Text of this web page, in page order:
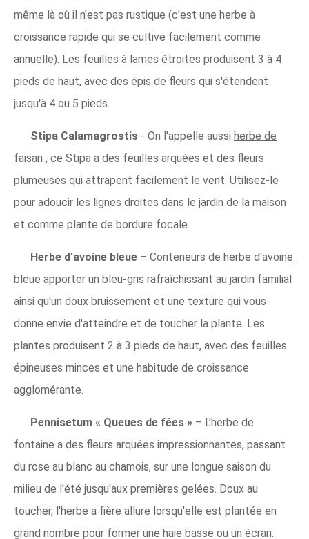
même là où il n'est pas rustique (c'est une herbe à
croissance rapide qui se cultive facilement comme
annuelle). Les feuilles à lames étroites produisent 3 à 4
pieds de haut, avec des épis de fleurs qui s'étendent
jusqu'à 4 ou 5 pieds.
Stipa Calamagrostis - On l'appelle aussi herbe de
faisan , ce Stipa a des feuilles arquées et des fleurs
plumeuses qui attrapent facilement le vent. Utilisez-le
pour adoucir les lignes droites dans le jardin de la maison
et comme plante de bordure focale.
Herbe d'avoine bleue – Conteneurs de herbe d'avoine
bleue apporter un bleu-gris rafraîchissant au jardin familial
ainsi qu'un doux bruissement et une texture qui vous
donne envie d'atteindre et de toucher la plante. Les
plantes produisent 2 à 3 pieds de haut, avec des feuilles
épineuses minces et une habitude de croissance
agglomérante.
Pennisetum « Queues de fées » – L'herbe de
fontaine a des fleurs arquées impressionnantes, passant
du rose au blanc au chamois, sur une longue saison du
milieu de l'été jusqu'aux premières gelées. Doux au
toucher, l'herbe a fière allure lorsqu'elle est plantée en
grand nombre pour former une haie basse ou un écran.